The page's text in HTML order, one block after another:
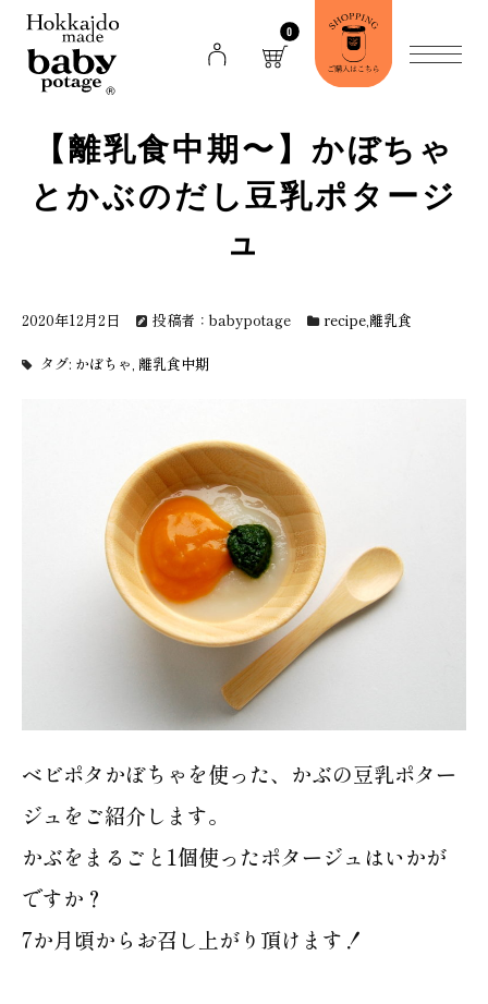
0
【離乳食中期〜】かぼちゃ
とかぶのだし豆乳ポタージ
ュ
2020年12月2日 投稿者：babypotage recipe,離乳食
タグ: かぼちゃ,離乳食中期
ベビポタかぼちゃを使った、かぶの豆乳ポター
ジュをご紹介します。
かぶをまるごと1個使ったポタージュはいかが
ですか？
7か月頃からお召し上がり頂けます！